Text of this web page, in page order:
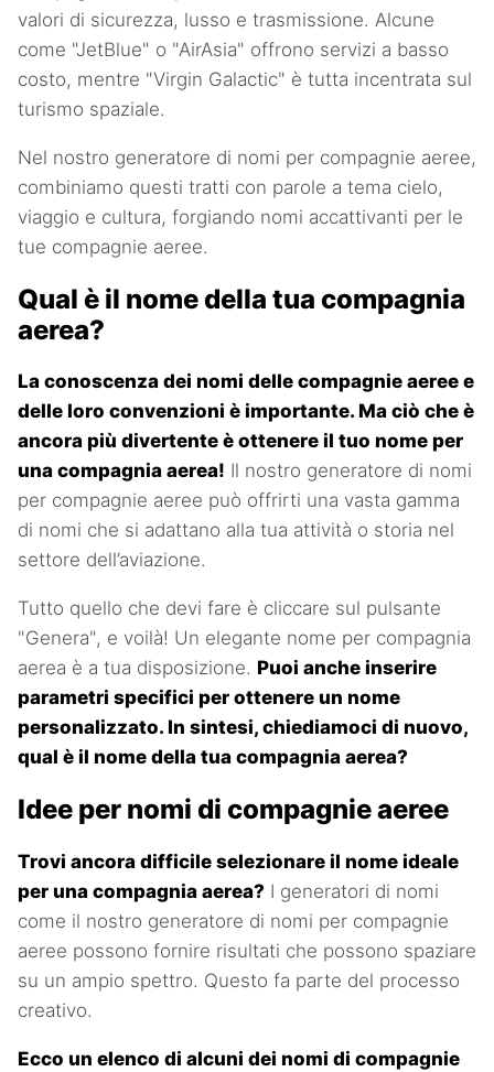
valori di sicurezza, lusso e trasmissione. Alcune
come "JetBlue" o "AirAsia" offrono servizi a basso
costo, mentre "Virgin Galactic" è tutta incentrata sul
turismo spaziale.
Nel nostro generatore di nomi per compagnie aeree,
combiniamo questi tratti con parole a tema cielo,
viaggio e cultura, forgiando nomi accattivanti per le
tue compagnie aeree.
Qual è il nome della tua compagnia
aerea?
La conoscenza dei nomi delle compagnie aeree e
delle loro convenzioni è importante. Ma ciò che è
ancora più divertente è ottenere il tuo nome per
una compagnia aerea! Il nostro generatore di nomi
per compagnie aeree può offrirti una vasta gamma
di nomi che si adattano alla tua attività o storia nel
settore dell’aviazione.
Tutto quello che devi fare è cliccare sul pulsante
"Genera", e voilà! Un elegante nome per compagnia
aerea è a tua disposizione. Puoi anche inserire
parametri specifici per ottenere un nome
personalizzato. In sintesi, chiediamoci di nuovo,
qual è il nome della tua compagnia aerea?
Idee per nomi di compagnie aeree
Trovi ancora difficile selezionare il nome ideale
per una compagnia aerea? I generatori di nomi
come il nostro generatore di nomi per compagnie
aeree possono fornire risultati che possono spaziare
su un ampio spettro. Questo fa parte del processo
creativo.
Ecco un elenco di alcuni dei nomi di compagnie